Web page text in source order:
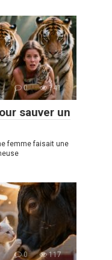
0 741
sauver un
femme faisait une
0 117